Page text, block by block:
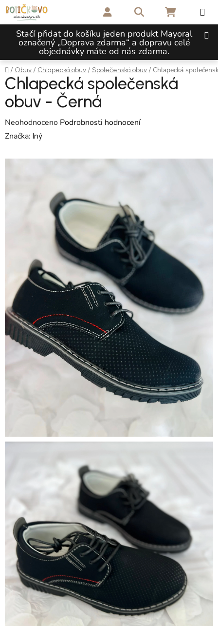
Přejít na obsah
Stačí přidat do košíku jeden produkt Mayoral
označený „Doprava zdarma“ a dopravu celé
objednávky máte od nás zdarma.
Hledat NÁKUPNÍ
Domů
/ Obuv / Chlapecká obuv / Společenská obuv / Chlapecká
Chlapecká společenská
obuv - Černá
Průměrné hodnocení produktu je 0,0 z 5 hvězdiček.
Neohodnoceno Podrobnosti hodnocení
Značka: Iný